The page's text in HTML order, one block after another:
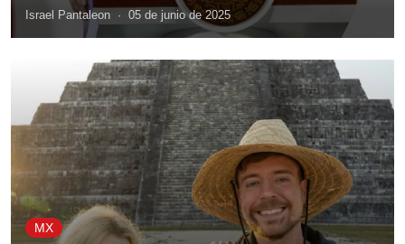
Israel Pantaleon · 05 de junio de 2025
MX